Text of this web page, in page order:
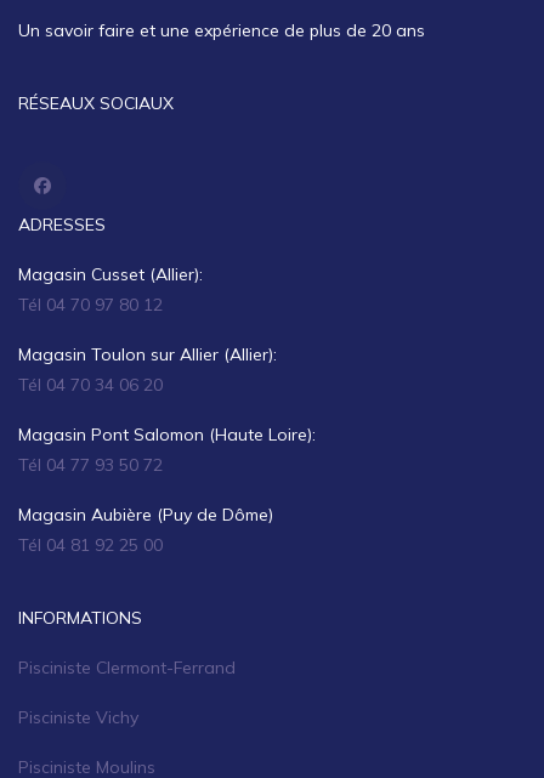
Un savoir faire et une expérience de plus de 20 ans
RÉSEAUX SOCIAUX
ADRESSES
Magasin Cusset (Allier):
Tél 04 70 97 80 12
Magasin Toulon sur Allier (Allier):
Tél 04 70 34 06 20
Magasin Pont Salomon (Haute Loire):
Tél 04 77 93 50 72
Magasin Aubière (Puy de Dôme)
Tél 04 81 92 25 00
INFORMATIONS
Pisciniste Clermont-Ferrand
Pisciniste Vichy
Pisciniste Moulins